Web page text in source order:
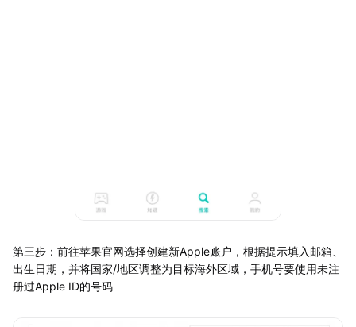
第三步：前往苹果官网选择创建新Apple账户，根据提示填入邮箱、
出生日期，并将国家/地区调整为目标海外区域，手机号要使用未注
册过Apple ID的号码